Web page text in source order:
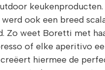
keukenproducten.
ook een breed
Zo weet Boretti met
of elke aperitivo
hiermee de